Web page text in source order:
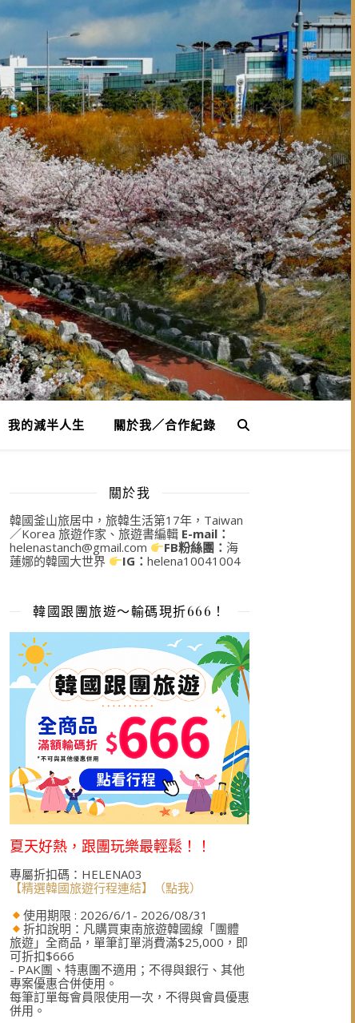
我的減半人生 關於我／合作紀錄
關於我
韓國釜山旅居中，旅韓生活第17年，Taiwan
／Korea 旅遊作家、旅遊書編輯 E-mail：
helenastanch@gmail.com
FB粉絲團： 海
蓮娜的韓國大世界
IG：helena10041004
韓國跟團旅遊～輸碼現折666！
夏天好熱，跟團玩樂最輕鬆！！
專屬折扣碼：HELENA03
【精選韓國旅遊行程連結】（點我）
使用期限 : 2026/6/1- 2026/08/31
折扣說明：凡購買東南旅遊韓國線「團體
旅遊」全商品，單筆訂單消費滿$25,000，即
可折扣$666
- PAK團、特惠團不適用；不得與銀行、其他
專案優惠合併使用。
每筆訂單每會員限使用一次，不得與會員優惠
併用。